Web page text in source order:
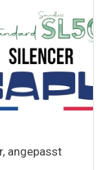
angepasst